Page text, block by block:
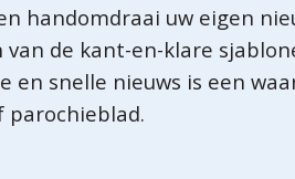
handomdraai uw eigen
de kant-en-klare
snelle nieuws is een
parochieblad.